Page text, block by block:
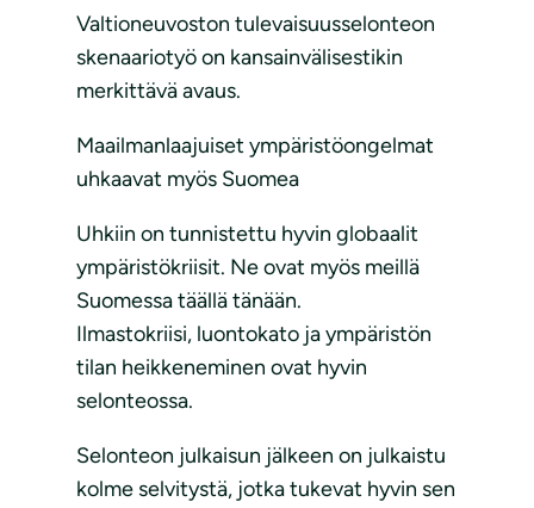
Valtioneuvoston tulevaisuusselonteon
skenaariotyö on kansainvälisestikin
merkittävä avaus.
Maailmanlaajuiset ympäristöongelmat
uhkaavat myös Suomea
Uhkiin on tunnistettu hyvin globaalit
ympäristökriisit. Ne ovat myös meillä
Suomessa täällä tänään.
Ilmastokriisi, luontokato ja ympäristön
tilan heikkeneminen ovat hyvin
selonteossa.
Selonteon julkaisun jälkeen on julkaistu
kolme selvitystä, jotka tukevat hyvin sen